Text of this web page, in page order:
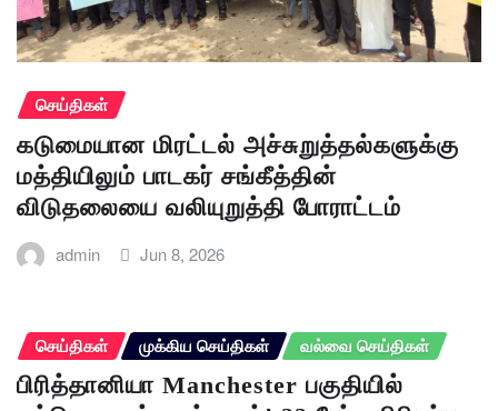
செய்திகள்
கடுமையான மிரட்டல் அச்சுறுத்தல்களுக்கு
மத்தியிலும் பாடகர் சங்கீத்தின்
விடுதலையை வலியுறுத்தி போராட்டம்
admin Jun 8, 2026
செய்திகள் முக்கிய செய்திகள் வல்வை செய்திகள்
பிரித்தானியா Manchester பகுதியில்